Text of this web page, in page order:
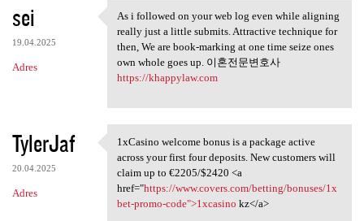
sei
19.04.2025
Adres
As i followed on your web log
As i followed on your web log even while aligning
really just a little submits. Attractive technique for
then, We are book-marking at one time seize ones
own whole goes up. 이혼전문변호사
https://khappylaw.com
TylerJaf
20.04.2025
Adres
1xCasino welcome bonus is a
1xCasino welcome bonus is a package active
across your first four deposits. New customers will
claim up to €2205/$2420 <a
href="https://www.covers.com/betting/bonuses/1x
bet-promo-code">1xcasino kz</a>